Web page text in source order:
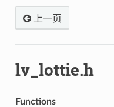
上一页
lv_lottie.h
Functions